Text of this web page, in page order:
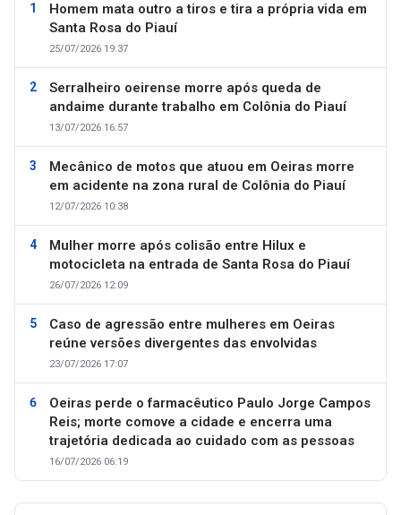
Homem mata outro a tiros e tira a própria vida em
Santa Rosa do Piauí
25/07/2026 19:37
Serralheiro oeirense morre após queda de
andaime durante trabalho em Colônia do Piauí
13/07/2026 16:57
Mecânico de motos que atuou em Oeiras morre
em acidente na zona rural de Colônia do Piauí
12/07/2026 10:38
Mulher morre após colisão entre Hilux e
motocicleta na entrada de Santa Rosa do Piauí
26/07/2026 12:09
Caso de agressão entre mulheres em Oeiras
reúne versões divergentes das envolvidas
23/07/2026 17:07
Oeiras perde o farmacêutico Paulo Jorge Campos
Reis; morte comove a cidade e encerra uma
trajetória dedicada ao cuidado com as pessoas
16/07/2026 06:19